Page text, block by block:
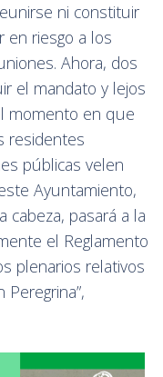
ni constituir
en riesgo a los
Ahora, dos
el mandato y lejos
momento en que
residentes
públicas velen
Ayuntamiento,
cabeza, pasará a la
el Reglamento
plenarios relativos